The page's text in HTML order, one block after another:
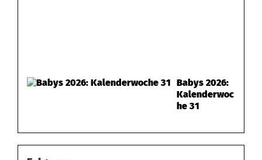
Babys 2026:
Kalenderwoc
he 31